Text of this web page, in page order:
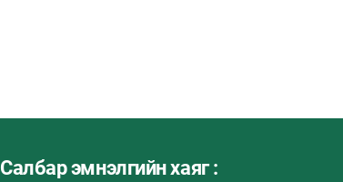
Салбар эмнэлгийн хаяг :